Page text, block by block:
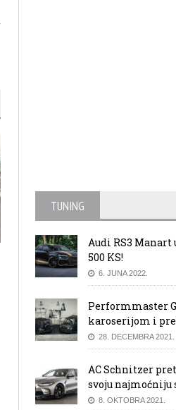
ŠKODA predstavila ENYAQ
SPORTLINE iV
TUNING
Audi RS3 Manart
500 KS!
6. JUNA 2022.
Performmaster
karoserijom i
28. DECEMBRA 2021.
AC Schnitzer
svoju najmoćniju
8. OKTOBRA 2021.